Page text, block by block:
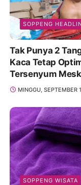
SOPPENG
Tak Punya 2
Kaca Tetap
Tersenyum
MINGGU, SEPTEMBER
SOPPENG WISATA